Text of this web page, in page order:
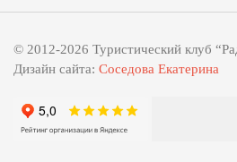
© 2012-2026 Туристический клуб
Дизайн сайта: Соседова Екатерина